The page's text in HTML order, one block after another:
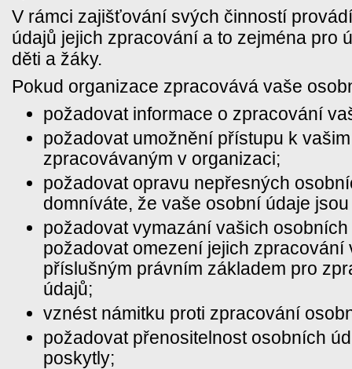
V rámci zajišťování svých činností
údajů jejich zpracování a to zejména pro
děti a žáky.
Pokud organizace zpracovává vaše
požadovat informace o zpracování
požadovat umožnění přístupu k
zpracovávaným v organizaci;
požadovat opravu nepřesných
domníváte, že vaše osobní údaje
požadovat vymazání vašich
požadovat omezení jejich zpracování
příslušným právním základem pro
údajů;
vznést námitku proti zpracování
požadovat přenositelnost osobních
poskytly;